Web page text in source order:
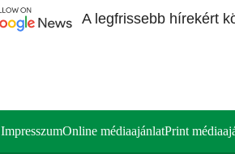
A legfrissebb hírekért
ImpresszumOnline médiaajánlatPrint